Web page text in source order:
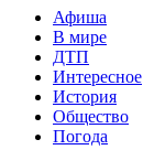
Афиша
В мире
ДТП
Интересное
История
Общество
Погода